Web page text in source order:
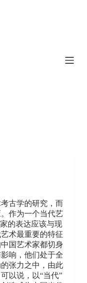
古学的研究，而
作为一个当代艺
的表达应该与现
术最重要的特征
国艺术家都切身
响，他们处于全
张力之中，由此
以说，以“当代”